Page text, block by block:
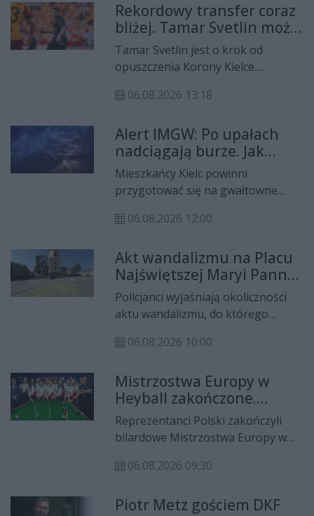
ogólnopolskiej akcji „Nie bądź
obojętny”. Jej celem jest sprzeciw
wobec narastających przejawów
hejtu, ksenofobii i przemocy oraz
zachęcenie mieszkańców do
okazywania solidarności osobom
Rekordowy transfer coraz
bliżej. Tamar Svetlin może
odejść z Korony Kielce
Tamar Svetlin jest o krok od
opuszczenia Korony Kielce.
zaawansowane rozmowy z
transfer zostanie sfinalizowany,
będzie to najwyższa sprzedaż
piłkarza w historii kieleckiego
klubu.
06.08.2026 13:18
Alert IMGW: Po upałach
nadciągają burze. Jak
zadbać o bezpieczeństwo?
Mieszkańcy Kielc powinni
przygotować się na gwałtowne
Meteorologii i Gospodarki Wodnej
przed burzami, które będzie
obowiązywać od godziny 14:00 w
czwartek, 6 sierpnia, do godziny
8:00 w piątek, 7 sierpnia.
06.08.2026 12:00
Akt wandalizmu na Placu
Najświętszej Maryi Panny
w Kielcach. Policja
prowadzi czynności
Policjanci wyjaśniają okoliczności
aktu wandalizmu, do którego
Placu Najświętszej Maryi Panny w
namalowała farbą napis na
nawierzchni placu.
06.08.2026 10:00
Mistrzostwa Europy w
Heyball zakończone.
Reprezentacja Polski
wywalczyła trzy medale
Reprezentanci Polski zakończyli
bilardowe Mistrzostwa Europy w
trzema medalami. Radosław Babica
rywalizacji indywidualnej, Dalia
06.08.2026 09:30
Piotr Metz gościem DKF